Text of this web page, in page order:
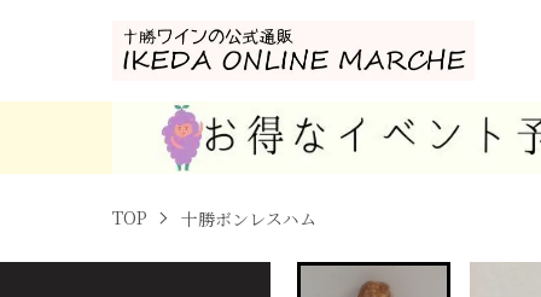
TOP 十勝ボンレスハム